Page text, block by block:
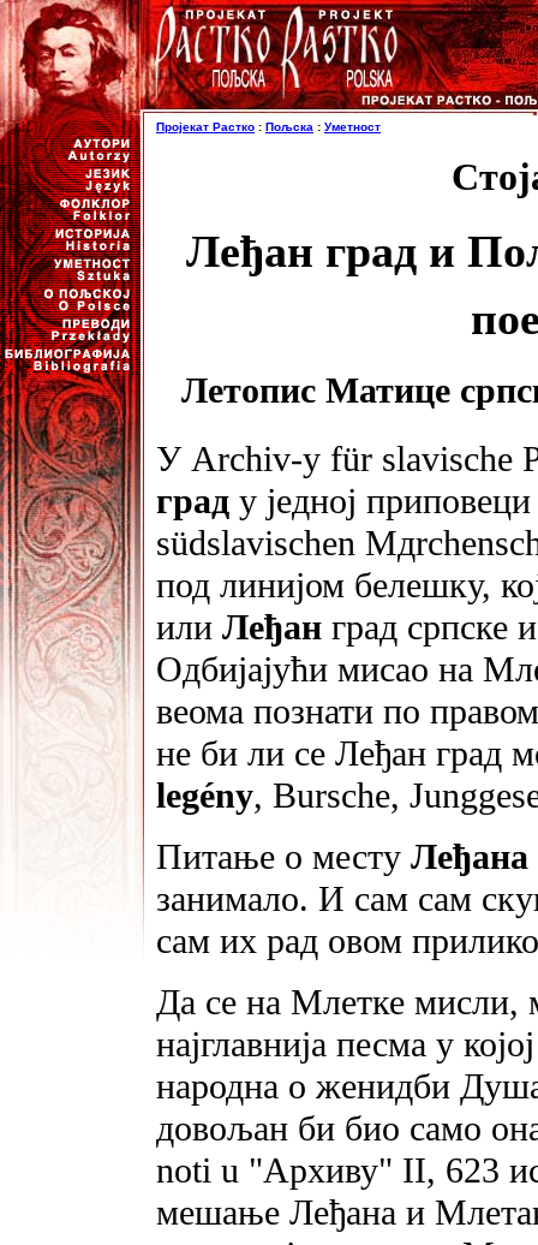
Пројекат Растко : Пољска : Уметност
Леђан град и
Летопис Матице
У Archiv-y für slavische
град у једној
südslavischen
под линијом белешку,
или Леђан град српске
Одбијајући мисао на
веома познати пo
не би ли се Леђан град
legény, Bursche,
Питање o месту
занимало. И сам сам
сам их рад овом
Да се на Млетке мисли,
најглавнија песма у
народна о женидби
довољан би био само
noti u "Архиву" II, 623
мешање Леђана и